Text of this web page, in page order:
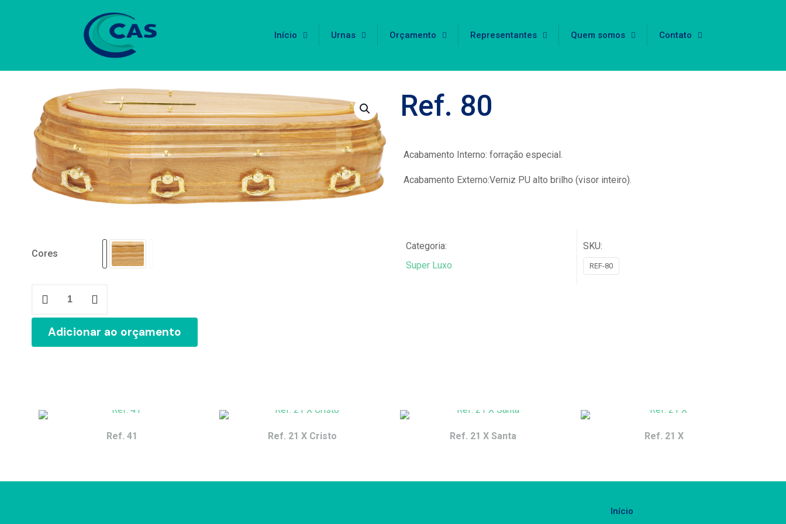
Início Urnas Orçamento Representantes Quem somos Contato
Cores
Adicionar ao orçamento
Ref. 80
Acabamento Interno: forração especial.
Acabamento Externo:Verniz PU alto brilho (visor inteiro).
Categoria:
Super Luxo
SKU:
REF-80
Ref. 41
Ref. 21 X Cristo Ref. 21 X Santa Ref. 21 X
Início